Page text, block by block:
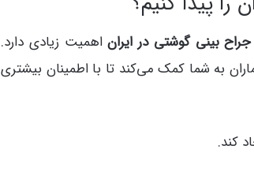
بینی گوشتی در ایراناهمیت زیادی دارد.
به شما کمک می‌کند تا با اطمینان بیشتری
کند.